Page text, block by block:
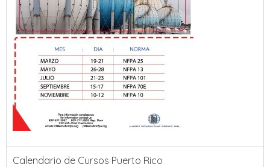
Calendario de Cursos Puerto Rico